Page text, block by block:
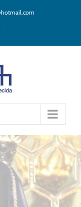
WhatsApp